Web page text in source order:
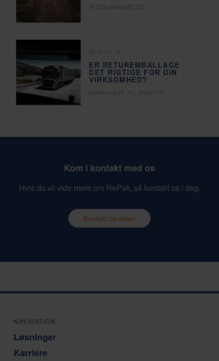
INGENIØRARBEJDE
ER RETUREMBALLAGE
DET RIGTIGE FOR DIN
VIRKSOMHED?
2016.07.25
EMBALLAGE TIL EKSPORT
Kom i kontakt med os
Hvis du vil vide mere om RePak, så kontakt os i dag.
Kontakt os-siden
NAVIGATION
Løsninger
Karriere